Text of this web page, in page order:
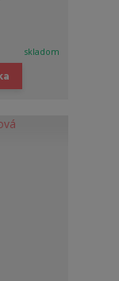
skladom